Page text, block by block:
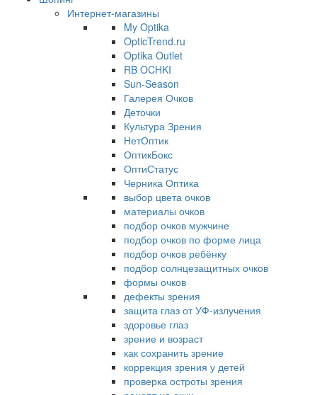
Интернет-магазины
My Optika
OpticTrend.ru
Optika Outlet
RB OCHKI
Sun-Season
Галерея Очков
Деточки
Культура Зрения
НетОптик
ОптикБокс
ОптиСтатус
Черника Оптика
выбор цвета очков
материалы очков
подбор очков мужчине
подбор очков по форме лица
подбор очков ребёнку
подбор солнцезащитных очков
формы очков
дефекты зрения
защита глаз от УФ-излучения
здоровье глаз
зрение и возраст
как сохранить зрение
коррекция зрения у детей
проверка остроты зрения